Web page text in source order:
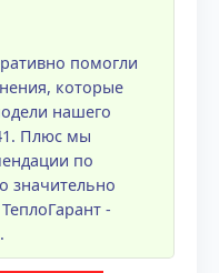
помогли
которые
нашего
Плюс мы
по
значительно
-